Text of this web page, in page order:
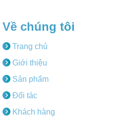
Về chúng tôi
Trang chủ
Giới thiệu
Sản phẩm
Đối tác
Khách hàng